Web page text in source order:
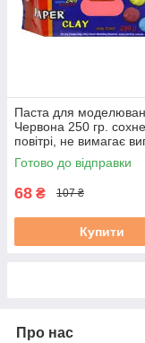
Паста для
Червона 250 гр.
повітрі, не вимагає
Готово до відправки
68 ₴ 107 ₴
Купити
Про нас